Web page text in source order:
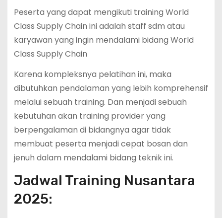
Peserta yang dapat mengikuti training World
Class Supply Chain ini adalah staff sdm atau
karyawan yang ingin mendalami bidang World
Class Supply Chain
Karena kompleksnya pelatihan ini, maka
dibutuhkan pendalaman yang lebih komprehensif
melalui sebuah training. Dan menjadi sebuah
kebutuhan akan training provider yang
berpengalaman di bidangnya agar tidak
membuat peserta menjadi cepat bosan dan
jenuh dalam mendalami bidang teknik ini.
Jadwal Training Nusantara
2025: